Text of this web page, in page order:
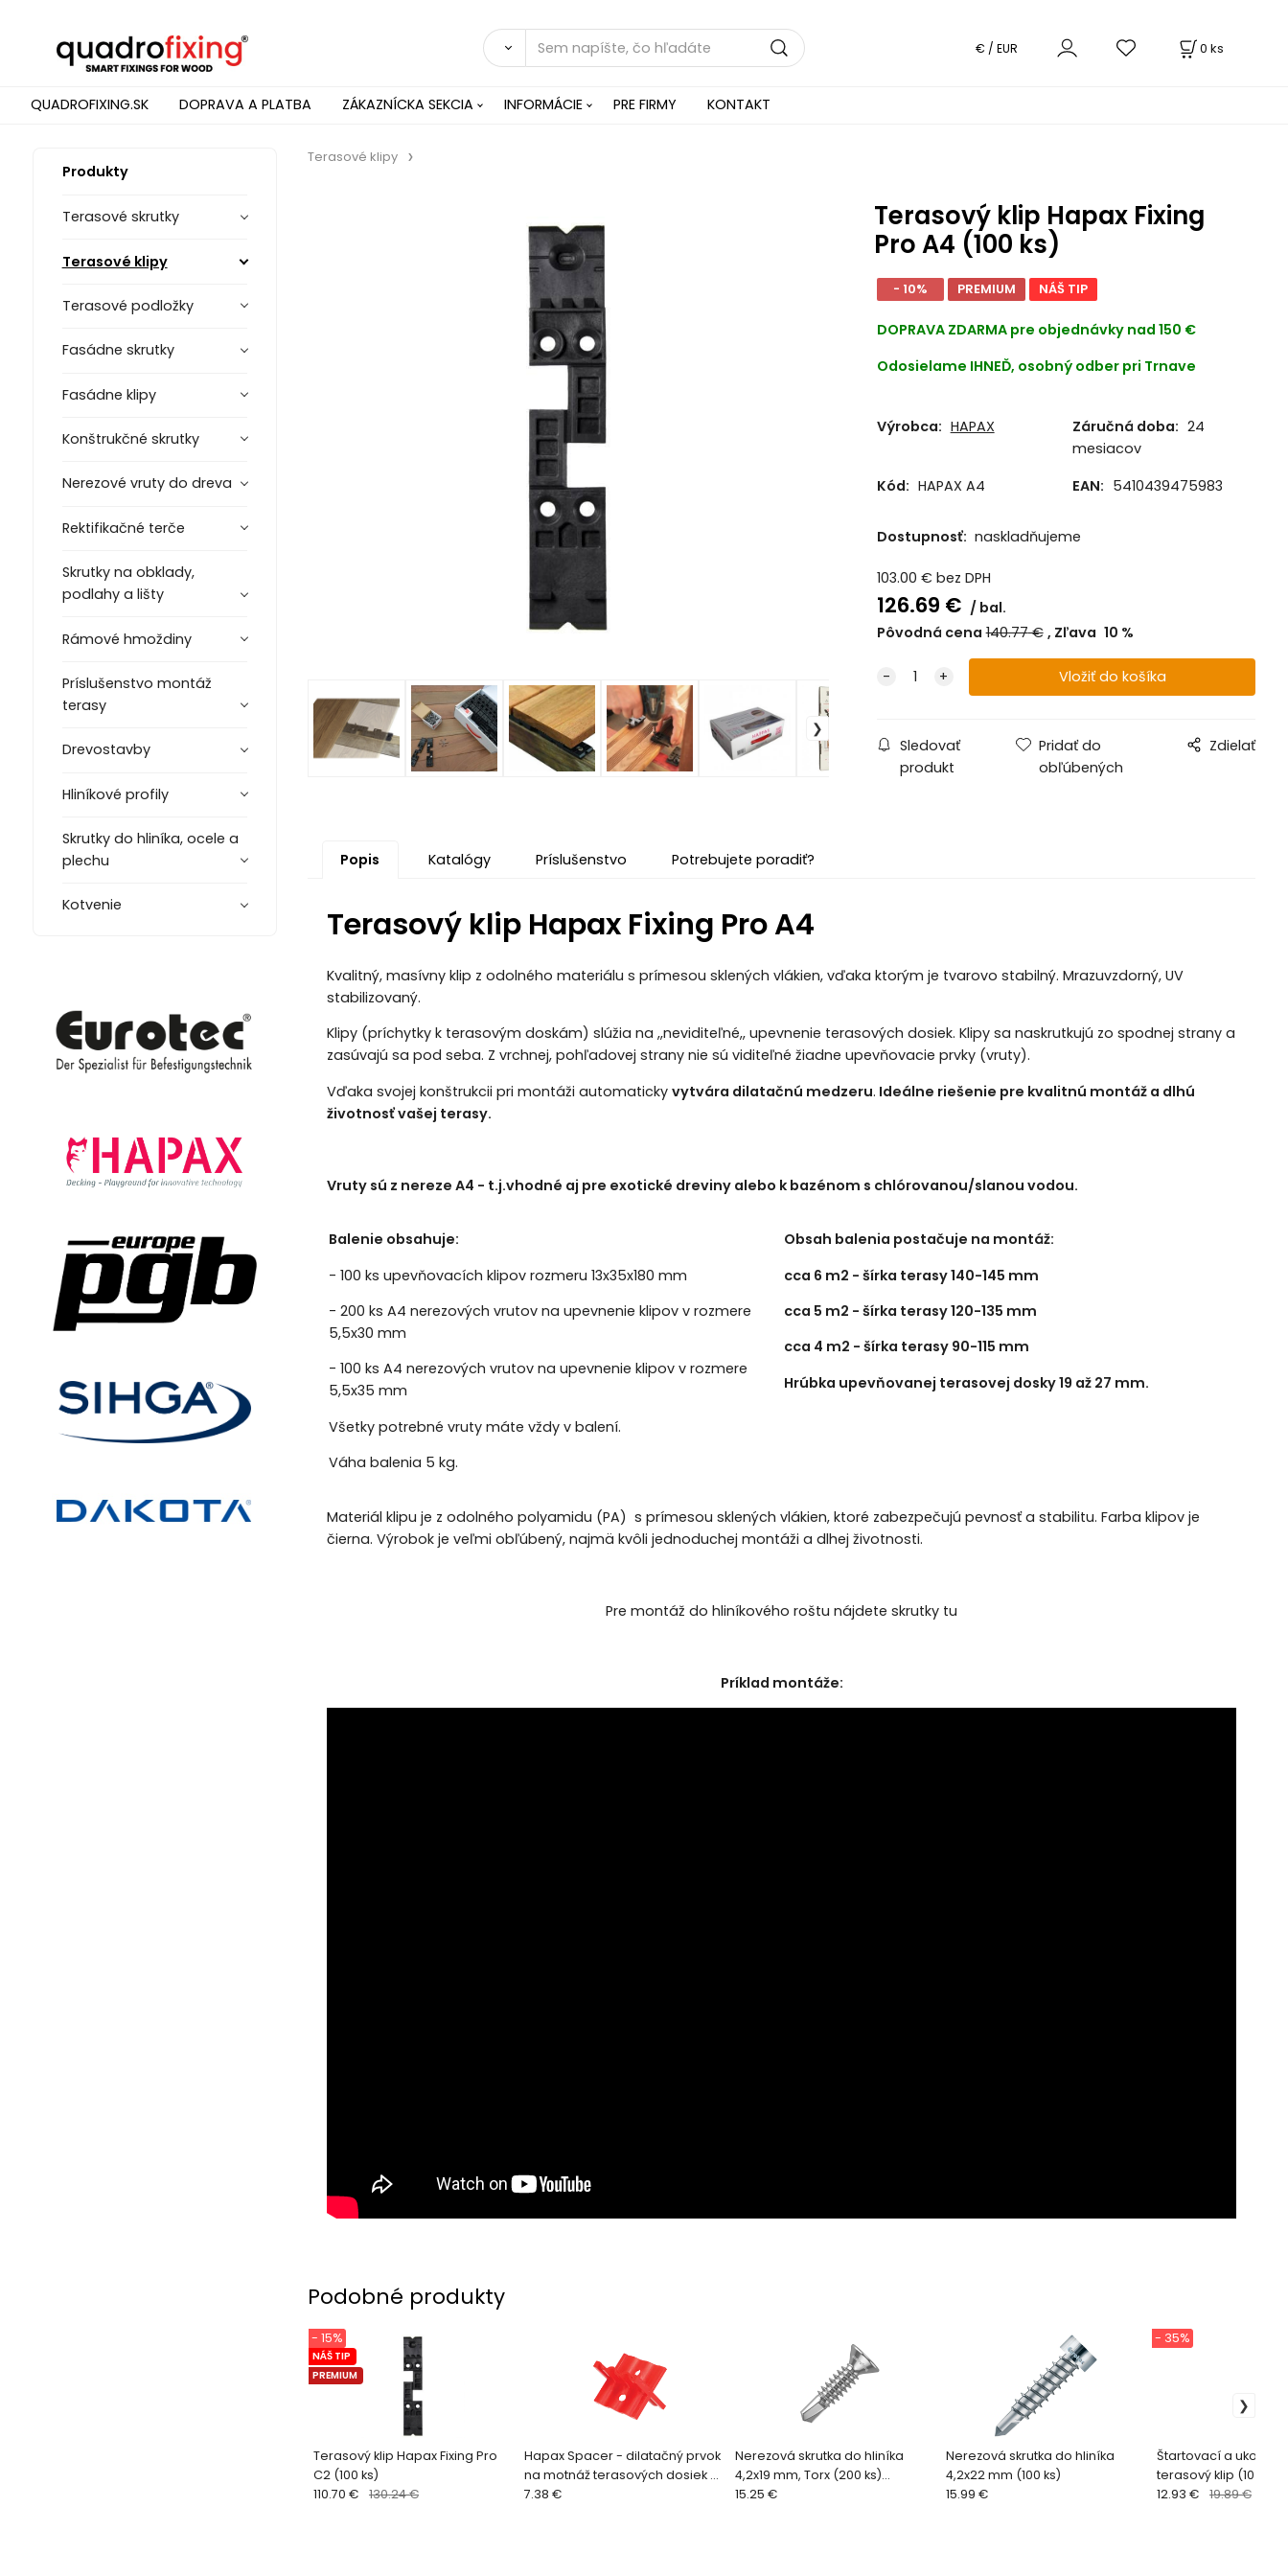
0 ks
€ / EUR
QUADROFIXING.SK DOPRAVA A PLATBA ZÁKAZNÍCKA SEKCIA INFORMÁCIE PRE FIRMY KONTAKT
Produkty
Terasové skrutky
Terasové klipy
Terasové podložky
Fasádne skrutky
Fasádne klipy
Konštrukčné skrutky
Nerezové vruty do dreva
Rektifikačné terče
Skrutky na obklady,
podlahy a lišty
Rámové hmoždiny
Príslušenstvo montáž
terasy
Drevostavby
Hliníkové profily
Skrutky do hliníka, ocele a
plechu
Kotvenie
Terasové klipy
Terasový klip Hapax Fixing
Pro A4 (100 ks)
- 10% PREMIUM NÁŠ TIP
DOPRAVA ZDARMA pre objednávky nad 150 €
Odosielame IHNEĎ, osobný odber pri Trnave
Výrobca: HAPAX Záručná doba: 24
mesiacov
Kód: HAPAX A4 EAN: 5410439475983
Dostupnosť: naskladňujeme
103.00 € bez DPH
126.69 €
bal.
Pôvodná cena 140.77€ Zľava 10 %
Sledovať
produkt
Pridať do
obľúbených
Zdielať
Popis Katalógy Príslušenstvo Potrebujete poradiť?
Terasový klip Hapax Fixing Pro A4
Kvalitný, masívny klip z odolného materiálu s prímesou sklených vlákien, vďaka ktorým je tvarovo stabilný. Mrazuvzdorný, UV
stabilizovaný.
Klipy (príchytky k terasovým doskám) slúžia na ,,neviditeľné,, upevnenie terasových dosiek. Klipy sa naskrutkujú zo spodnej strany a
zasúvajú sa pod seba. Z vrchnej, pohľadovej strany nie sú viditeľné žiadne upevňovacie prvky (vruty).
Vďaka svojej konštrukcii pri montáži automaticky vytvára dilatačnú medzeru. Ideálne riešenie pre kvalitnú montáž a dlhú
životnosť vašej terasy.
Vruty sú z nereze A4 - t.j.vhodné aj pre exotické dreviny alebo k bazénom s chlórovanou/slanou vodou.
Balenie obsahuje:
- 100 ks upevňovacích klipov rozmeru 13x35x180 mm
- 200 ks A4 nerezových vrutov na upevnenie klipov v rozmere
5,5x30 mm
- 100 ks A4 nerezových vrutov na upevnenie klipov v rozmere
5,5x35 mm
Všetky potrebné vruty máte vždy v balení.
Váha balenia 5 kg.
Obsah balenia postačuje na montáž:
cca 6 m2 - šírka terasy 140-145 mm
cca 5 m2 - šírka terasy 120-135 mm
cca 4 m2 - šírka terasy 90-115 mm
Hrúbka upevňovanej terasovej dosky 19 až 27 mm.
Materiál klipu je z odolného polyamidu (PA) s prímesou sklených vlákien, ktoré zabezpečujú pevnosť a stabilitu. Farba klipov je
čierna. Výrobok je veľmi obľúbený, najmä kvôli jednoduchej montáži a dlhej životnosti.
Pre montáž do hliníkového roštu nájdete skrutky tu
Príklad montáže:
Podobné produkty
Terasový klip Hapax Fixing Pro
C2 (100 ks)
NÁŠ TIP
PREMIUM
- 15%
110.70 € 130.24 €
Hapax Spacer - dilatačný prvok
na motnáž terasových dosiek (3
ks)
7.38 €
Nerezová skrutka do hliníka
4,2x19 mm, Torx (200 ks)
QUADRO CLIP
15.25 €
Nerezová skrutka do hliníka
4,2x22 mm (100 ks)
15.99 €
Štartovací a
terasový klip (10 ks)
- 35%
12.93 € 19.89 €